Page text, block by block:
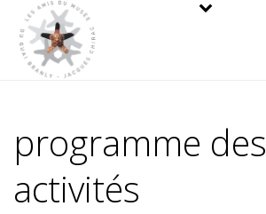
programme des
activités